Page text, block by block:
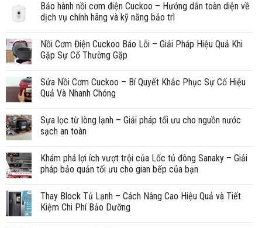
Bảo hành nồi cơm điện Cuckoo – Hướng dẫn toàn diện về
dịch vụ chính hãng và kỹ năng bảo trì
Nồi Cơm Điện Cuckoo Báo Lỗi – Giải Pháp Hiệu Quả Khi
Gặp Sự Cố Thường Gặp
Sửa Nồi Cơm Cuckoo – Bí Quyết Khắc Phục Sự Cố Hiệu
Quả Và Nhanh Chóng
Sựa lọc từ lòng lạnh – Giải pháp tối ưu cho nguồn nước
sạch an toàn
Khám phá lợi ích vượt trội của Lốc tủ đông Sanaky – Giải
pháp bảo quản tối ưu cho gian bếp của bạn
Thay Block Tủ Lạnh – Cách Nâng Cao Hiệu Quả và Tiết
Kiệm Chi Phí Bảo Dưỡng